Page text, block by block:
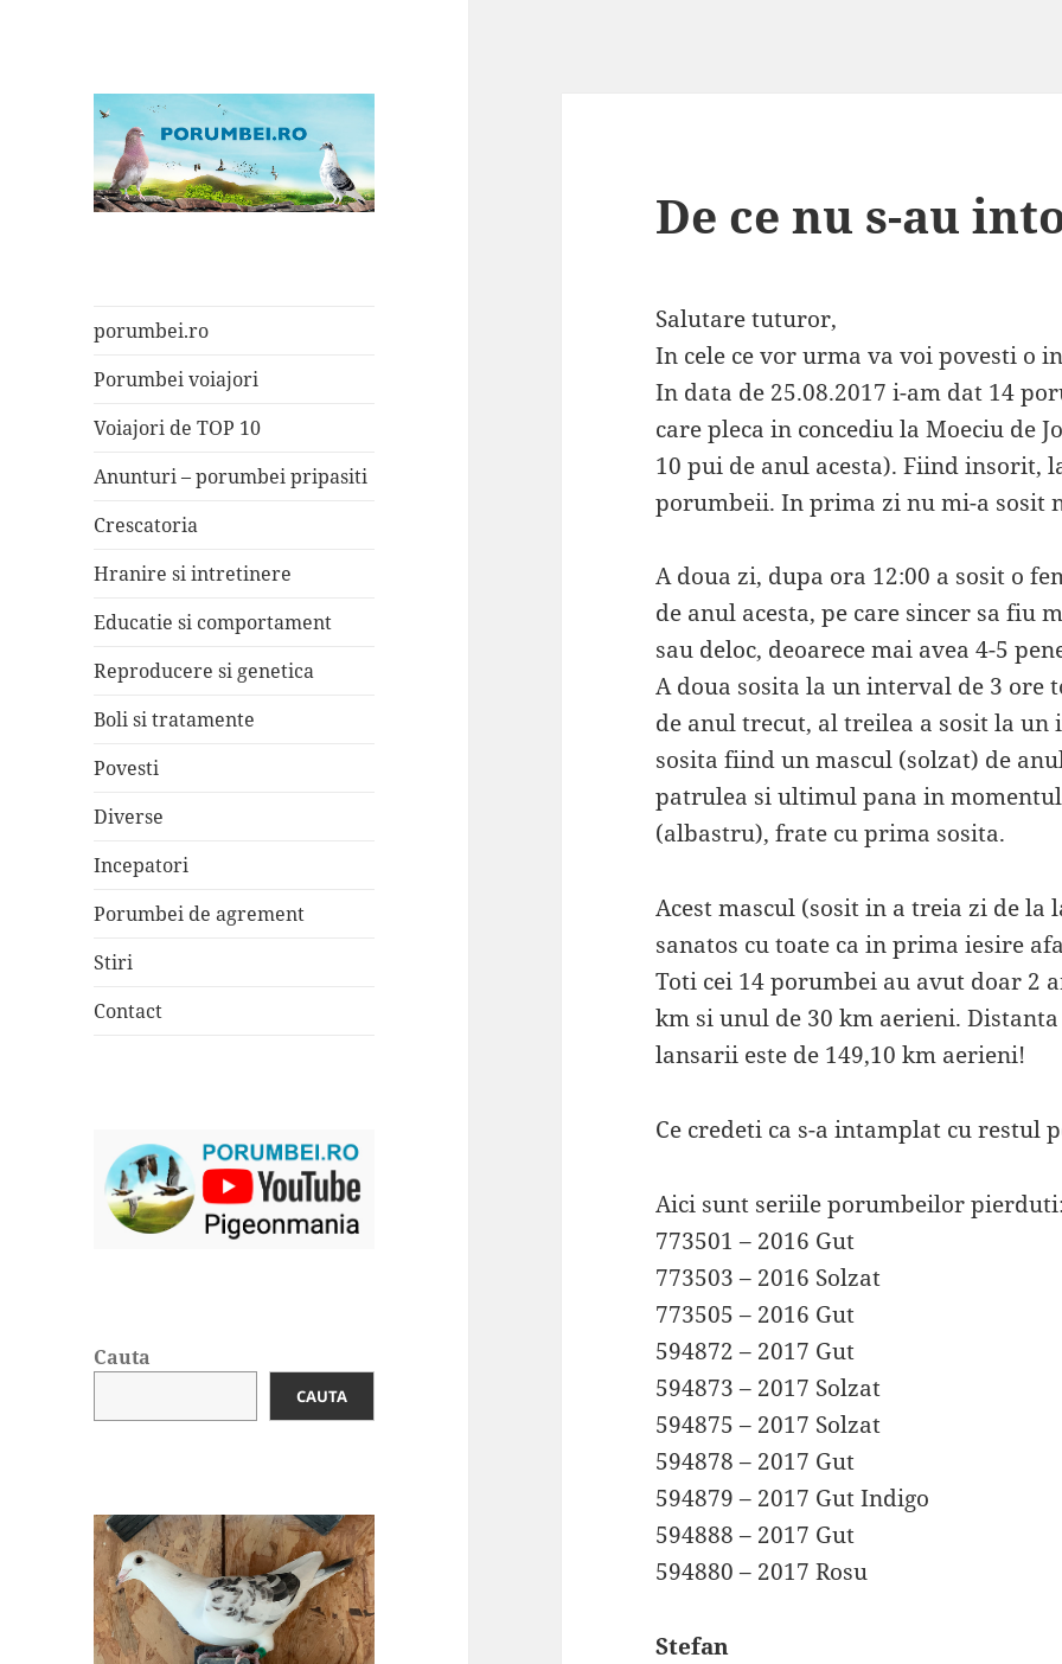
porumbei.ro
Porumbei voiajori
Voiajori de TOP 10
Anunturi – porumbei pripasiti
Crescatoria
Hranire si intretinere
Educatie si comportament
Reproducere si genetica
Boli si tratamente
Povesti
Diverse
Incepatori
Porumbei de agrement
Stiri
Contact
Cauta
CAUTA
De ce nu s-au
Salutare tuturor,
In cele ce vor urma va voi povesti o
In data de 25.08.2017 i-am dat 14
care pleca in concediu la Moeciu de
10 pui de anul acesta). Fiind insorit,
porumbeii. In prima zi nu mi-a sosit
A doua zi, dupa ora 12:00 a sosit o
de anul acesta, pe care sincer sa fiu
sau deloc, deoarece mai avea 4-5
A doua sosita la un interval de 3
de anul trecut, al treilea a sosit la un
sosita fiind un mascul (solzat) de
patrulea si ultimul pana in
(albastru), frate cu prima sosita.
Acest mascul (sosit in a treia zi de la
sanatos cu toate ca in prima iesire
Toti cei 14 porumbei au avut doar 2
km si unul de 30 km aerieni.
lansarii este de 149,10 km aerieni!
Ce credeti ca s-a intamplat cu restul
Aici sunt seriile porumbeilor pierduti:
773501 – 2016 Gut
773503 – 2016 Solzat
773505 – 2016 Gut
594872 – 2017 Gut
594873 – 2017 Solzat
594875 – 2017 Solzat
594878 – 2017 Gut
594879 – 2017 Gut Indigo
594888 – 2017 Gut
594880 – 2017 Rosu
Stefan